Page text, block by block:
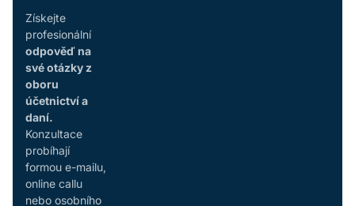
Získejte
profesionální
odpověď na
své otázky z
oboru
účetnictví a
daní.
Konzultace
probíhají
formou e-mailu,
online callu
nebo osobního